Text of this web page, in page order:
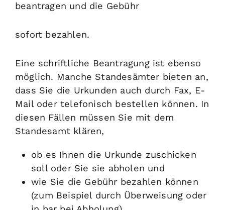
beantragen und die Gebühr
sofort bezahlen.
Eine schriftliche Beantragung ist ebenso
möglich. Manche Standesämter bieten an,
dass Sie die Urkunden auch durch Fax, E-
Mail oder telefonisch bestellen können. In
diesen Fällen müssen Sie mit dem
Standesamt klären,
ob es Ihnen die Urkunde zuschicken
soll oder Sie sie abholen und
wie Sie die Gebühr bezahlen können
(zum Beispiel durch Überweisung oder